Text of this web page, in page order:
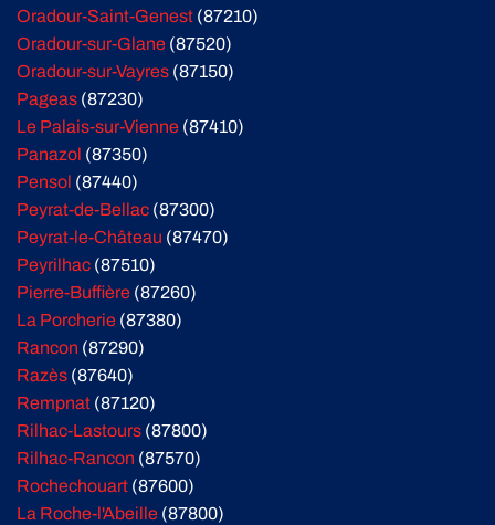
Oradour-Saint-Genest (87210)
Oradour-sur-Glane (87520)
Oradour-sur-Vayres (87150)
Pageas (87230)
Le Palais-sur-Vienne (87410)
Panazol (87350)
Pensol (87440)
Peyrat-de-Bellac (87300)
Peyrat-le-Château (87470)
Peyrilhac (87510)
Pierre-Buffière (87260)
La Porcherie (87380)
Rancon (87290)
Razès (87640)
Rempnat (87120)
Rilhac-Lastours (87800)
Rilhac-Rancon (87570)
Rochechouart (87600)
La Roche-l'Abeille (87800)